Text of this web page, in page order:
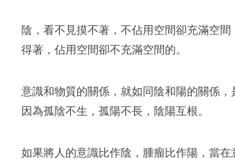
陰，看不見摸不著，不佔用空間卻充滿空
得著，佔用空間卻不充滿空間的。
意識和物質的關係，就如同陰和陽的關係，
因為孤陰不生，孤陽不長，陰陽互根。
如果將人的意識比作陰，腫瘤比作陽，當在